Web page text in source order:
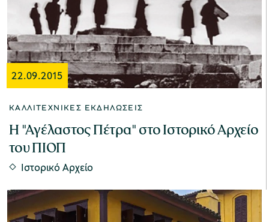
22.09.2015
ΚΑΛΛΙΤΕΧΝΙΚΈΣ ΕΚΔΗΛΏΣΕΙΣ
Η "Αγέλαστος Πέτρα" στο Ιστορικό Αρχείο
του ΠΙΟΠ
Ιστορικό Αρχείο